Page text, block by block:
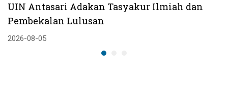
UIN Antasari Adakan Tasyakur Ilmiah dan
Pembekalan Lulusan
2026-08-05